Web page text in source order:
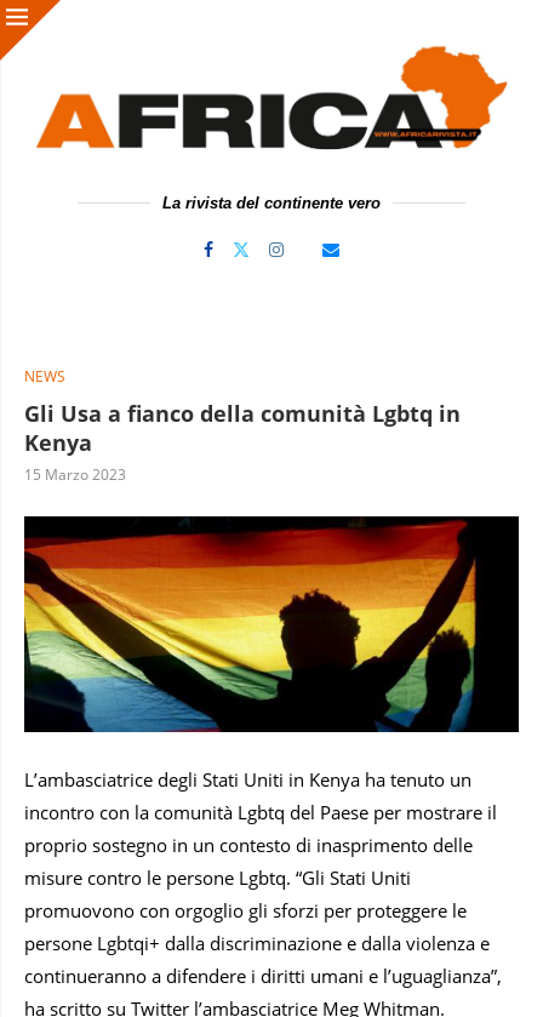
La rivista del continente vero
NEWS
Gli Usa a fianco della comunità Lgbtq in
Kenya
15 Marzo 2023
L’ambasciatrice degli Stati Uniti in Kenya ha tenuto un
incontro con la comunità Lgbtq del Paese per mostrare il
proprio sostegno in un contesto di inasprimento delle
misure contro le persone Lgbtq. “Gli Stati Uniti
promuovono con orgoglio gli sforzi per proteggere le
persone Lgbtqi+ dalla discriminazione e dalla violenza e
continueranno a difendere i diritti umani e l’uguaglianza”,
ha scritto su Twitter l’ambasciatrice Meg Whitman.